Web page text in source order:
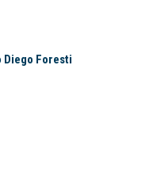
Diego Foresti